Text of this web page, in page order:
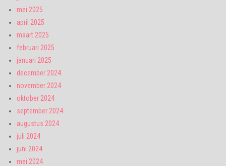
mei 2025
april 2025
maart 2025
februari 2025
januari 2025
december 2024
november 2024
oktober 2024
september 2024
augustus 2024
juli 2024
juni 2024
mei 2024